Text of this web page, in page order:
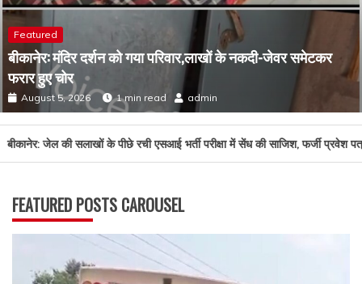
Featured
बीकानेर: मंदिर दर्शन को गया परिवार,लाखों के नकदी-जेवर समेटकर
फरार हुए चोर
August 5, 2026 1 min read admin
जेल की सलाखों के पीछे रची एसआई भर्ती परीक्षा में सेंध की साजिश, फर्जी प्रवेश पत्र
FEATURED POSTS CAROUSEL